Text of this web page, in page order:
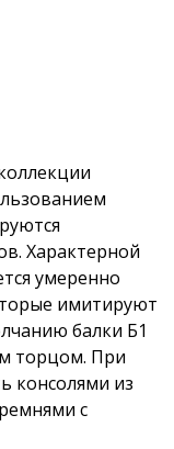
Характерной
умеренно
имитируют
балки Б1
торцом. При
консолями из
с